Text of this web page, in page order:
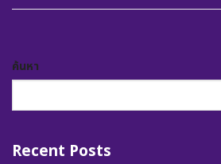
ค้นหา
Recent Posts